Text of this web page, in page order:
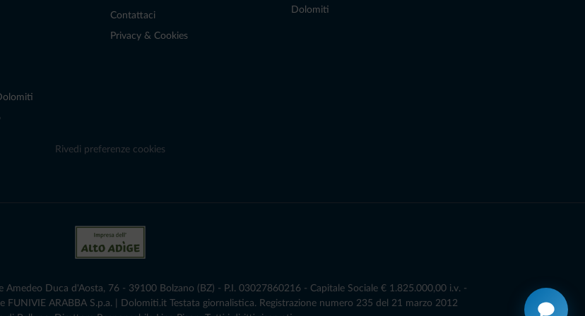
Contattaci
Privacy & Cookies
Dolomiti
Rivedi preferenze cookies
Duca d'Aosta, 76 - 39100 Bolzano (BZ) - P.I. 03027860216 - Capitale Sociale € 1.825.000,00 i.v. -
FUNIVIE ARABBA S.p.a. | Dolomiti.it Testata giornalistica. Registrazione numero 235 del 21 marzo 2012